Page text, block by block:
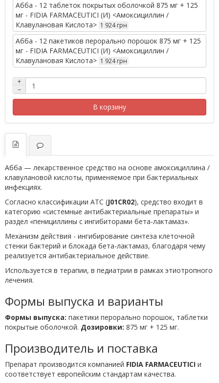
Абба - 12 таблеток покрытых оболочкой 875 мг + 125
мг - FIDIA FARMACEUTICI (И) <Амоксициллин /
Клавулановая Кислота> 1 924 грн
Абба - 12 пакетиков перорально порошок 875 мг + 125
мг - FIDIA FARMACEUTICI (И) <Амоксициллин /
Клавулановая Кислота> 1 924 грн
+
−
В корзину
Абба — лекарственное средство на основе амоксициллина /
клавулановой кислоты, применяемое при бактериальных
инфекциях.
Согласно классификации ATC (J01CR02), средство входит в
категорию «системные антибактериальные препараты» и
раздел «пенициллины с ингибиторами бета-лактамаз».
Механизм действия - ингибирование синтеза клеточной
стенки бактерий и блокада бета-лактамаз, благодаря чему
реализуется антибактериальное действие.
Используется в терапии, в педиатрии в рамках этиотропного
лечения.
Формы выпуска и варианты
Формы выпуска: пакетики перорально порошок, таблетки
покрытые оболочкой. Дозировки: 875 мг + 125 мг.
Производитель и поставка
Препарат производится компанией FIDIA FARMACEUTICI и
соответствует европейским стандартам качества.